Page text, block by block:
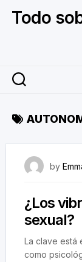
Todo
by
¿Los
sexual?
La clave está
como